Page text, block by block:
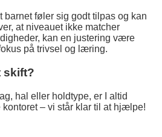
barnet føler sig godt tilpas og kan
at niveauet ikke matcher
kan en justering være
på trivsel og læring.
skift?
hal eller holdtype, er I altid
– vi står klar til at hjælpe!